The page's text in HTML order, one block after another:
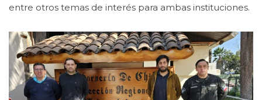
entre otros temas de interés para ambas instituciones.